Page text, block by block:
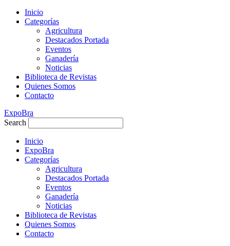
Inicio
Categorías
Agricultura
Destacados Portada
Eventos
Ganadería
Noticias
Biblioteca de Revistas
Quienes Somos
Contacto
ExpoBra
Search
Inicio
ExpoBra
Categorías
Agricultura
Destacados Portada
Eventos
Ganadería
Noticias
Biblioteca de Revistas
Quienes Somos
Contacto